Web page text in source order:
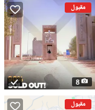
مقبول
8
مقبول